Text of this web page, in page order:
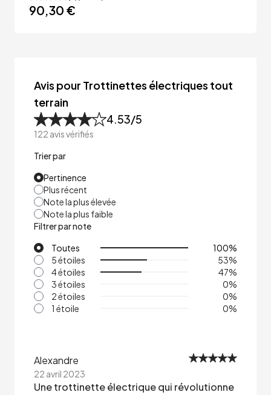
90,30 €
Avis pour Trottinettes électriques tout
terrain
4.53/5
122 avis vérifiés
Trier par
Pertinence
Plus récent
Note la plus élevée
Note la plus faible
Filtrer par note
Toutes
100%
5 étoiles
53%
4 étoiles
47%
3 étoiles
0%
2 étoiles
0%
1 étoile
0%
Alexandre
22 avril 2023
Une trottinette électrique qui révolutionne